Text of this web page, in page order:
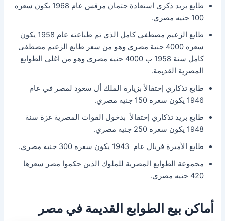
طابع بريد ذكرى استعادة جثمان مرقس عام 1968 يكون سعره
100 جنيه مصري.
طابع الزعيم مصطفي كامل الذي تم طباعته عام 1958 يكون
سعره 4000 جنية مصري وهو من سعر طابع الزعيم مصطفى
كامل سنة 1958 ب 4000 جنيه مصري وهو من اغلى الطوابع
المصرية القديمة.
طابع تذكاري إحتفالاً بزيارة الملك أل سعود لمصر في عام
1946 يكون سعره 150 جنيه مصري.
طابع بريد تذكاري إحتفالاً بدخول القوات المصرية غزة سنة
1948 يكون سعره 250 جنيه مصري.
طابع الأميرة فريال عام 1943 يكون سعره 300 جنيه مصري.
مجموعة الطوابع المصرية للملوك الذين حكموا مصر سعرها
420 جنيه مصري.
أماكن بيع الطوابع القديمة في مصر